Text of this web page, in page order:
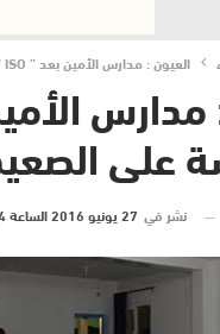
العيون : مدارس الأمين بعد ” ISO ” ترتقي للمنافسة على الصعيد الوطني
على
نشر في 27 يونيو 2016 الساعة 4 و 42 دقيقة